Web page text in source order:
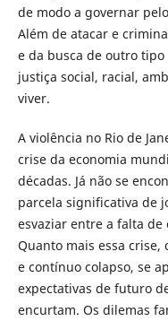
de modo a governar
Além de atacar e
e da busca de outro
justiça social, racial,
viver.
A violência no Rio de
crise da economia
décadas. Já não se
parcela significativa de
esvaziar entre a falta de
Quanto mais essa
e contínuo colapso, se
expectativas de futuro
encurtam. Os dilemas